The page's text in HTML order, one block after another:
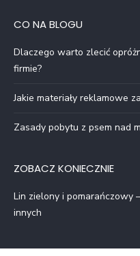
CO NA BLOGU
Dlaczego warto zlecić
firmie?
Jakie materiały reklamowe
Zasady pobytu z psem nad
ZOBACZ KONIECZNIE
Lin zielony i pomarańczowy
innych